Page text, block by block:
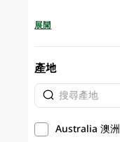
展開
產地
Australia 澳洲